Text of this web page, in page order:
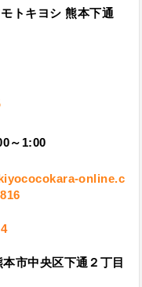
トキヨシ 熊本下通
～1:00
online.c
市中央区下通２丁目